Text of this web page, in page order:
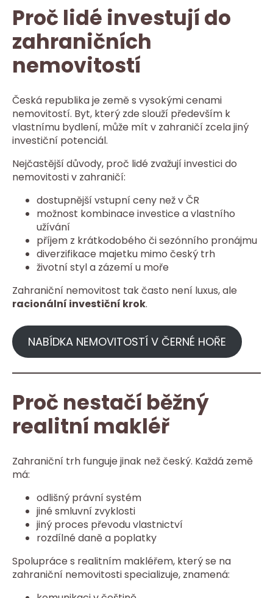
Proč lidé investují do
zahraničních
nemovitostí
Česká republika je země s vysokými cenami
nemovitostí. Byt, který zde slouží především k
vlastnímu bydlení, může mít v zahraničí zcela jiný
investiční potenciál.
Nejčastější důvody, proč lidé zvažují investici do
nemovitosti v zahraničí:
dostupnější vstupní ceny než v ČR
možnost kombinace investice a vlastního
užívání
příjem z krátkodobého či sezónního pronájmu
diverzifikace majetku mimo český trh
životní styl a zázemí u moře
Zahraniční nemovitost tak často není luxus, ale
racionální investiční krok.
NABÍDKA NEMOVITOSTÍ V ČERNÉ HOŘE
Proč nestačí běžný
realitní makléř
Zahraniční trh funguje jinak než český. Každá země
má:
odlišný právní systém
jiné smluvní zvyklosti
jiný proces převodu vlastnictví
rozdílné daně a poplatky
Spolupráce s realitním makléřem, který se na
zahraniční nemovitosti specializuje, znamená: